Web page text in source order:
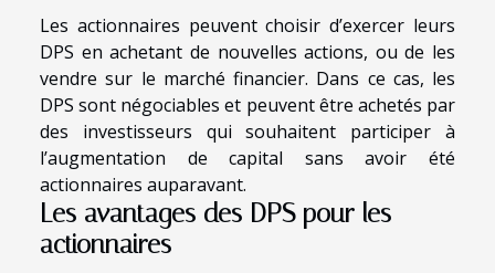
Les actionnaires peuvent choisir d’exercer leurs
DPS en achetant de nouvelles actions, ou de les
vendre sur le marché financier. Dans ce cas, les
DPS sont négociables et peuvent être achetés par
des investisseurs qui souhaitent participer à
l’augmentation de capital sans avoir été
actionnaires auparavant.
Les avantages des DPS pour les
actionnaires